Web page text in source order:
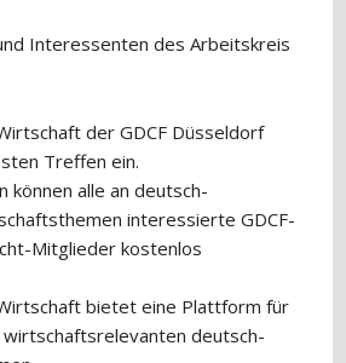
Interessenten des Arbeitskreis
der GDCF Düsseldorf
Treffen ein.
können alle an deutsch-
interessierte GDCF-
Mitglieder kostenlos
bietet eine Plattform für
wirtschaftsrelevanten deutsch-